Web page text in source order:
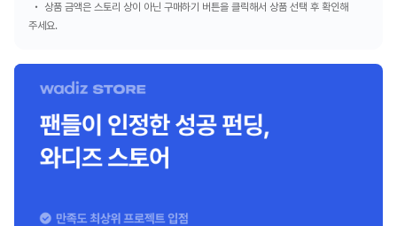
상품 금액은 스토리 상이 아닌 구매하기 버튼을 클릭해서 상품 선택 후 확인해
주세요.